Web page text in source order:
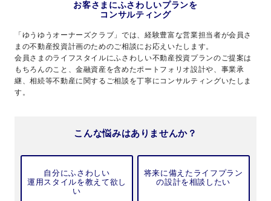
お客さまにふさわしいプランを
コンサルティング
「ゆうゆうオーナーズクラブ」では、経験豊富な営業担当者が会員さ
まの不動産投資計画のためのご相談にお応えいたします。
会員さまのライフスタイルにふさわしい不動産投資プランのご提案は
もちろんのこと、金融資産を含めたポートフォリオ設計や、事業承
継、相続等不動産に関するご相談を丁寧にコンサルティングいたしま
す。
こんな悩みはありませんか？
自分にふさわしい
運用スタイルを教えて欲し
い
将来に備えたライフプラン
の設計を相談したい